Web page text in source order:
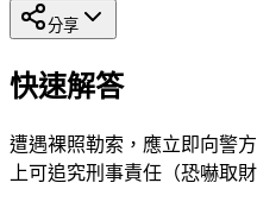
分享
快速解答
遭遇裸照勒索，應立即向警
上可追究刑事責任（恐嚇取